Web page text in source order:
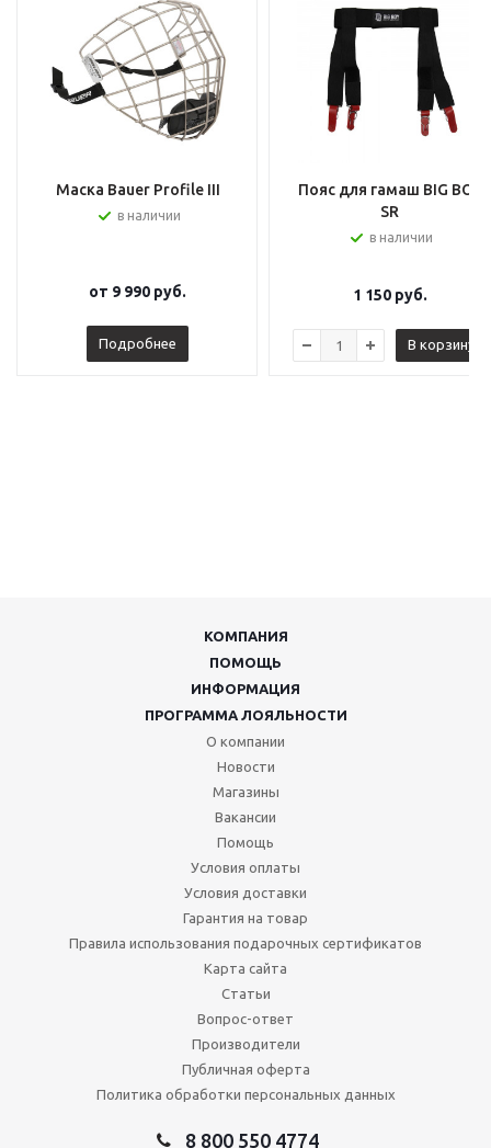
Маска Bauer Profile III
в наличии
от 9 990 руб.
Подробнее
Пояс для гамаш BIG BOY
SR
в наличии
1 150руб.
В корзину
КОМПАНИЯ
ПОМОЩЬ
ИНФОРМАЦИЯ
ПРОГРАММА ЛОЯЛЬНОСТИ
О компании
Новости
Магазины
Вакансии
Помощь
Условия оплаты
Условия доставки
Гарантия на товар
Правила использования подарочных сертификатов
Карта сайта
Статьи
Вопрос-ответ
Производители
Публичная оферта
Политика обработки персональных данных
8 800 550 4774